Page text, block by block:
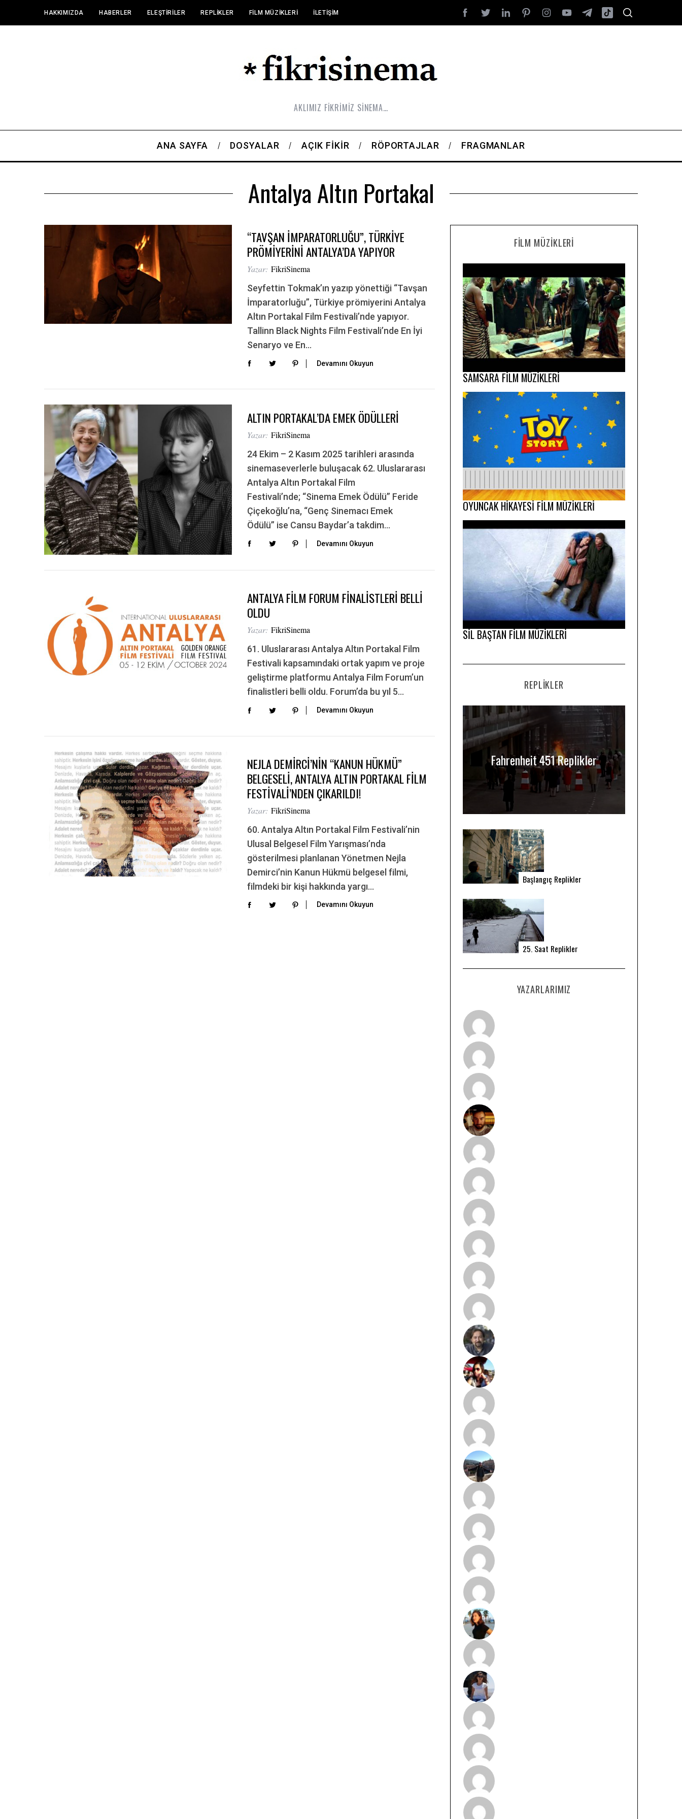
HAKKIMIZDA HABERLER ELEŞTIRILER REPLIKLER FILM MÜZIKLERI İLETIŞIM
AKLIMIZ FİKRİMİZ SİNEMA…
ANA SAYFA DOSYALAR AÇIK FIKIR RÖPORTAJLAR FRAGMANLAR
Antalya Altın Portakal
“TAVŞAN İMPARATORLUĞU”, TÜRKİYE
PRÖMİYERİNİ ANTALYA’DA YAPIYOR
Yazar: FikriSinema
Seyfettin Tokmak’ın yazıp yönettiği “Tavşan
İmparatorluğu”, Türkiye prömiyerini Antalya
Altın Portakal Film Festivali’nde yapıyor.
Tallinn Black Nights Film Festivali’nde En İyi
Senaryo ve En…
Devamını Okuyun
ALTIN PORTAKAL’DA EMEK ÖDÜLLERİ
Yazar: FikriSinema
24 Ekim – 2 Kasım 2025 tarihleri arasında
sinemaseverlerle buluşacak 62. Uluslararası
Antalya Altın Portakal Film
Festivali’nde; “Sinema Emek Ödülü” Feride
Çiçekoğlu’na, “Genç Sinemacı Emek
Ödülü” ise Cansu Baydar’a takdim…
Devamını Okuyun
ANTALYA FİLM FORUM FİNALİSTLERİ BELLİ
OLDU
Yazar: FikriSinema
61. Uluslararası Antalya Altın Portakal Film
Festivali kapsamındaki ortak yapım ve proje
geliştirme platformu Antalya Film Forum’un
finalistleri belli oldu. Forum’da bu yıl 5…
Devamını Okuyun
NEJLA DEMİRCİ’NİN “KANUN HÜKMÜ”
BELGESELİ, ANTALYA ALTIN PORTAKAL FİLM
FESTİVALİ’NDEN ÇIKARILDI!
Yazar: FikriSinema
60. Antalya Altın Portakal Film Festivali’nin
Ulusal Belgesel Film Yarışması’nda
gösterilmesi planlanan Yönetmen Nejla
Demirci’nin Kanun Hükmü belgesel filmi,
filmdeki bir kişi hakkında yargı…
Devamını Okuyun
FILM MÜZIKLERI
SAMSARA FİLM MÜZİKLERİ
OYUNCAK HİKAYESİ FİLM MÜZİKLERİ
SİL BAŞTAN FİLM MÜZİKLERİ
REPLIKLER
Fahrenheit 451 Replikler
Başlangıç Replikler
25. Saat Replikler
YAZARLARIMIZ